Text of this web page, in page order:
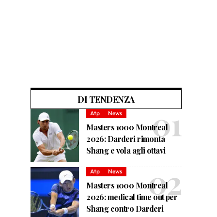
DI TENDENZA
Atp News
Masters 1000 Montreal
2026: Darderi rimonta
Shang e vola agli ottavi
Atp News
Masters 1000 Montreal
2026: medical time out per
Shang contro Darderi